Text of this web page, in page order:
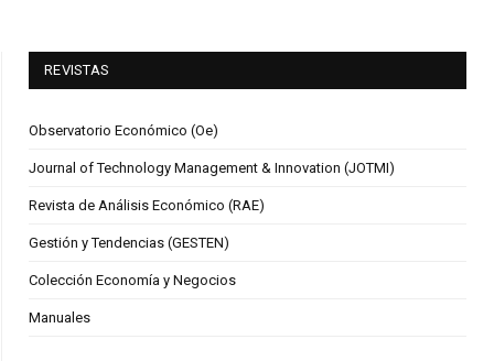
REVISTAS
Observatorio Económico (Oe)
Journal of Technology Management & Innovation (JOTMI)
Revista de Análisis Económico (RAE)
Gestión y Tendencias (GESTEN)
Colección Economía y Negocios
Manuales